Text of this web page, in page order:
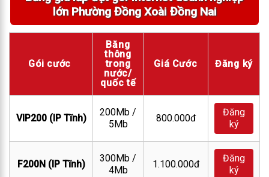
lớn Phường Đồng Xoài Đồng Nai
Gói cước
Băng
thông
trong
nước/
quốc tế
Giá Cước Đăng ký
VIP200 (IP Tĩnh)
200Mb /
5Mb
800.000đ
Đăng
ký
F200N (IP Tĩnh)
300Mb /
4Mb
1.100.000đ
Đăng
ký